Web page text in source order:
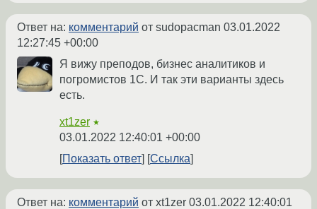
Ответ на: комментарий от sudopacman 03.01.2022
12:27:45 +00:00
Я вижу преподов, бизнес аналитиков и
погромистов 1С. И так эти варианты здесь
есть.
xt1zer ★
03.01.2022 12:40:01 +00:00
Показать ответ
Ссылка
Ответ на: комментарий от xt1zer 03.01.2022 12:40:01